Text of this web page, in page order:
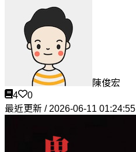
陳俊宏
4
0
最近更新 / 2026-06-11 01:24:55